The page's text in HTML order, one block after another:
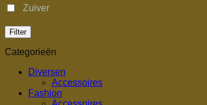
Zuiver
Filter
Categorieën
Diversen
Accessoires
Fashion